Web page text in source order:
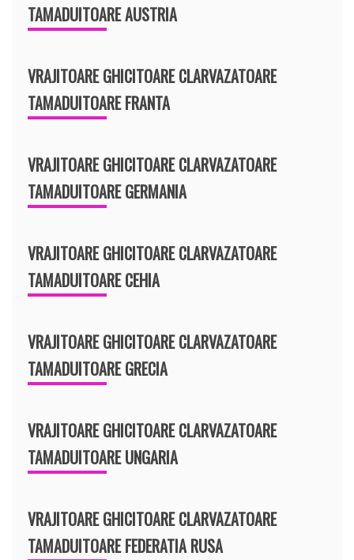
TAMADUITOARE AUSTRIA
VRAJITOARE GHICITOARE CLARVAZATOARE
TAMADUITOARE FRANTA
VRAJITOARE GHICITOARE CLARVAZATOARE
TAMADUITOARE GERMANIA
VRAJITOARE GHICITOARE CLARVAZATOARE
TAMADUITOARE CEHIA
VRAJITOARE GHICITOARE CLARVAZATOARE
TAMADUITOARE GRECIA
VRAJITOARE GHICITOARE CLARVAZATOARE
TAMADUITOARE UNGARIA
VRAJITOARE GHICITOARE CLARVAZATOARE
TAMADUITOARE FEDERATIA RUSA